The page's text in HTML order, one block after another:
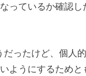
っているか確認
ったけど、個人
ようにするためと